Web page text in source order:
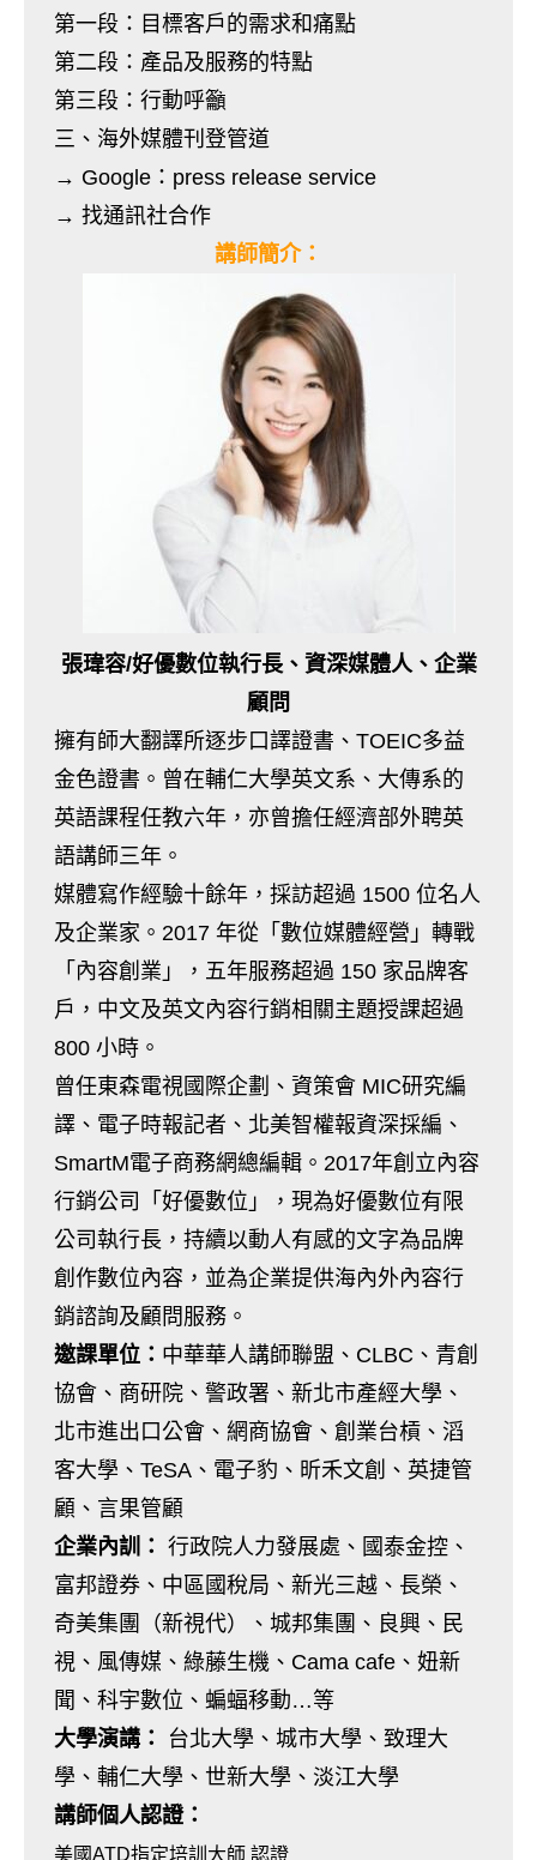
第一段：目標客戶的需求和痛點
第二段：產品及服務的特點
第三段：行動呼籲
三、海外媒體刊登管道
→ Google：press release service
→ 找通訊社合作
講師簡介：
張瑋容/好優數位執行長、資深媒體人、企業
顧問
擁有師大翻譯所逐步口譯證書、TOEIC多益
金色證書。曾在輔仁大學英文系、大傳系的
英語課程任教六年，亦曾擔任經濟部外聘英
語講師三年。
媒體寫作經驗十餘年，採訪超過 1500 位名人
及企業家。2017 年從「數位媒體經營」轉戰
「內容創業」，五年服務超過 150 家品牌客
戶，中文及英文內容行銷相關主題授課超過
800 小時。
曾任東森電視國際企劃、資策會 MIC研究編
譯、電子時報記者、北美智權報資深採編、
SmartM電子商務網總編輯。2017年創立內容
行銷公司「好優數位」，現為好優數位有限
公司執行長，持續以動人有感的文字為品牌
創作數位內容，並為企業提供海內外內容行
銷諮詢及顧問服務。
邀課單位： 中華華人講師聯盟、CLBC、青創
協會、商研院、警政署、新北市產經大學、
北市進出口公會、網商協會、創業台槓、滔
客大學、TeSA、電子豹、昕禾文創、英捷管
顧、言果管顧
企業內訓： 行政院人力發展處、國泰金控、
富邦證券、中區國稅局、新光三越、長榮、
奇美集團（新視代）、城邦集團、良興、民
視、風傳媒、綠藤生機、Cama cafe、妞新
聞、科宇數位、蝙蝠移動…等
大學演講：
台北大學、城市大學、致理大
學、輔仁大學、世新大學、淡江大學
講師個人認證：
美國ATD指定培訓大師 認證